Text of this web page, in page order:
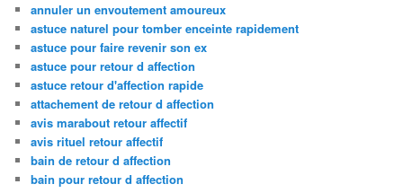
annuler un envoutement amoureux
astuce naturel pour tomber enceinte rapidement
astuce pour faire revenir son ex
astuce pour retour d affection
astuce retour d'affection rapide
attachement de retour d affection
avis marabout retour affectif
avis rituel retour affectif
bain de retour d affection
bain pour retour d affection